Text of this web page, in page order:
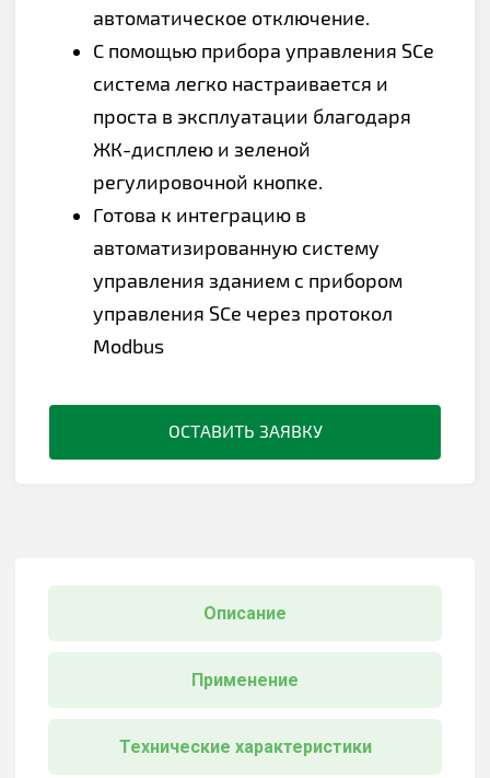
автоматическое отключение.
С помощью прибора управления SCe
система легко настраивается и
проста в эксплуатации благодаря
ЖК-дисплею и зеленой
регулировочной кнопке.
Готова к интеграцию в
автоматизированную систему
управления зданием с прибором
управления SCe через протокол
Modbus
ОСТАВИТЬ ЗАЯВКУ
Описание
Применение
Технические характеристики